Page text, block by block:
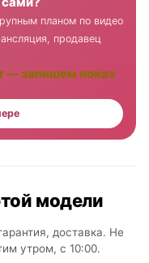
планом по видео
продавец
— запишем показ
модели
доставка. Не
утром, с 10:00.